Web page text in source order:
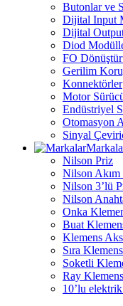
Butonlar ve
Dijital Input
Dijital
Diod
FO
Gerilim
Konnektörler
Motor
Endüstriyel
Otomasyon
Sinyal
Nilson Priz
Nilson Akım
Nilson 3’lü
Nilson
Onka
Buat
Klemens
Sıra
Soketli
Ray
10’lu elektrik